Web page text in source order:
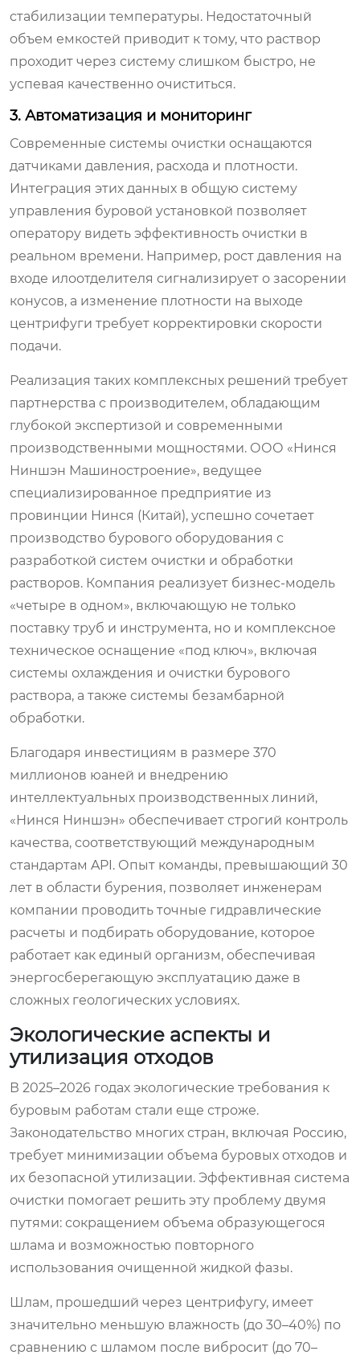
стабилизации температуры. Недостаточный
объем емкостей приводит к тому, что раствор
проходит через систему слишком быстро, не
успевая качественно очиститься.
3. Автоматизация и мониторинг
Современные системы очистки оснащаются
датчиками давления, расхода и плотности.
Интеграция этих данных в общую систему
управления буровой установкой позволяет
оператору видеть эффективность очистки в
реальном времени. Например, рост давления на
входе илоотделителя сигнализирует о засорении
конусов, а изменение плотности на выходе
центрифуги требует корректировки скорости
подачи.
Реализация таких комплексных решений требует
партнерства с производителем, обладающим
глубокой экспертизой и современными
производственными мощностями. ООО «Нинся
Ниншэн Машиностроение», ведущее
специализированное предприятие из
провинции Нинся (Китай), успешно сочетает
производство бурового оборудования с
разработкой систем очистки и обработки
растворов. Компания реализует бизнес-модель
«четыре в одном», включающую не только
поставку труб и инструмента, но и комплексное
техническое оснащение «под ключ», включая
системы охлаждения и очистки бурового
раствора, а также системы безамбарной
обработки.
Благодаря инвестициям в размере 370
миллионов юаней и внедрению
интеллектуальных производственных линий,
«Нинся Ниншэн» обеспечивает строгий контроль
качества, соответствующий международным
стандартам API. Опыт команды, превышающий 30
лет в области бурения, позволяет инженерам
компании проводить точные гидравлические
расчеты и подбирать оборудование, которое
работает как единый организм, обеспечивая
энергосберегающую эксплуатацию даже в
сложных геологических условиях.
Экологические аспекты и
утилизация отходов
В 2025–2026 годах экологические требования к
буровым работам стали еще строже.
Законодательство многих стран, включая Россию,
требует минимизации объема буровых отходов и
их безопасной утилизации. Эффективная система
очистки помогает решить эту проблему двумя
путями: сокращением объема образующегося
шлама и возможностью повторного
использования очищенной жидкой фазы.
Шлам, прошедший через центрифугу, имеет
значительно меньшую влажность (до 30–40%) по
сравнению с шламом после вибросит (до 70–